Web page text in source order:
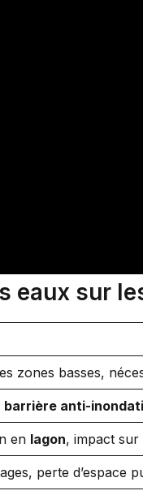
eaux sur
zones basses,
barrière anti-
en lagon, impact sur
perte d’espace